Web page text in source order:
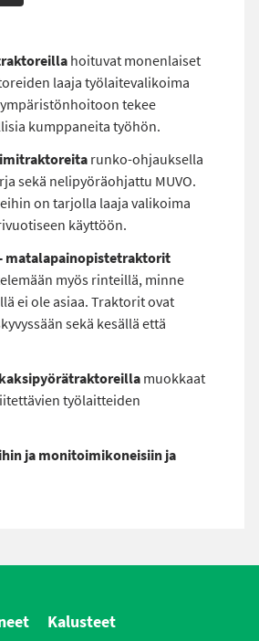
hoituvat monenlaiset
laaja työlaitevalikoima
tekee
kumppaneita työhön.
runko-ohjauksella
sekä nelipyöräohjattu MUVO.
on tarjolla laaja valikoima
käyttöön.
matalapainopistetraktorit
myös rinteillä, minne
ei ole asiaa. Traktorit ovat
sekä kesällä että
kaksipyörätraktoreillamuokkaat
työlaitteiden
ja monitoimikoneisiin ja
Kalusteet